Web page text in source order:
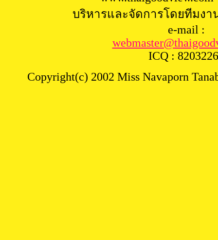
บริหารและจัดการโดยทีมง
e-mail :
webmaster@
ICQ :
Copyright(c) 2002 Miss Navaporn